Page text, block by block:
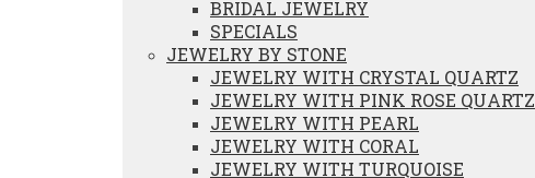
BRIDAL JEWELRY
SPECIALS
JEWELRY BY STONE
JEWELRY WITH CRYSTAL QUARTZ
JEWELRY WITH PINK ROSE QUARTZ
JEWELRY WITH PEARL
JEWELRY WITH CORAL
JEWELRY WITH TURQUOISE